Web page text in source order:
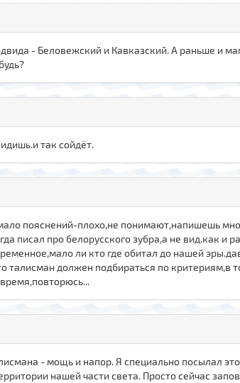
- Беловежский и Кавказский. А раньше и
так сойдёт.
пояснений-плохо,не понимают,напишешь
писал про белорусского зубра,а не вид.как и
ли кто где обитал до нашей
талисман должен подбираться по критериям,в
- мощь и напор. Я специально посылал
нашей части света. Просто сейчас